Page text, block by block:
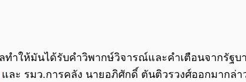
ทำให้มันได้รับคำวิพากษ์วิจารณ์และคำเตือนจากรัฐ
และ รมว.การคลัง นายอภิศักดิ์ ตันติวรวงศ์ออกมากล่